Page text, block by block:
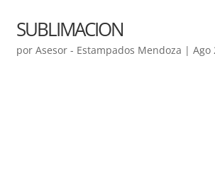
SUBLIMACION
por Asesor - Estampados Mendoza | Ago